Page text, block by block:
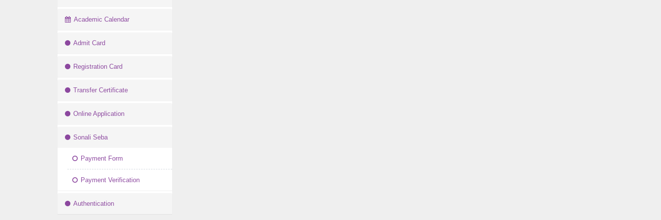
Academic Calendar
Admit Card
Registration Card
Transfer Certificate
Online Application
Sonali Seba
Payment Form
Payment Verification
Authentication